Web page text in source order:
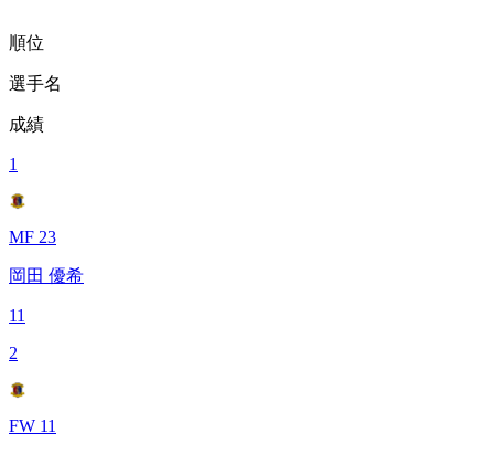
順位
選手名
成績
1
MF 23
岡田 優希
11
2
FW 11